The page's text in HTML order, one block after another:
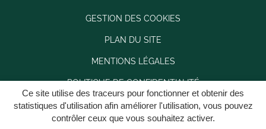
Ce site utilise des traceurs pour fonctionner et obtenir des
statistiques d'utilisation afin améliorer l'utilisation, vous pouvez
contrôler ceux que vous souhaitez activer.
GESTION DES COOKIES
PLAN DU SITE
MENTIONS LÉGALES
POLITIQUE DE CONFIDENTIALITÉ
ACCESSIBILITÉ : PARTIELLEMENT CONFORME